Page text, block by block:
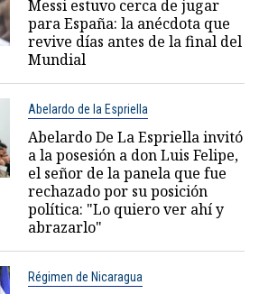
Messi estuvo cerca de jugar
para España: la anécdota que
revive días antes de la final del
Mundial
Abelardo de la Espriella
Abelardo De La Espriella invitó
a la posesión a don Luis Felipe,
el señor de la panela que fue
rechazado por su posición
política: "Lo quiero ver ahí y
abrazarlo"
Régimen de Nicaragua